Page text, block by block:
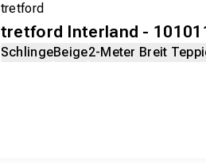
tretford
tretford Interland -
SchlingeBeige2-Meter Breit